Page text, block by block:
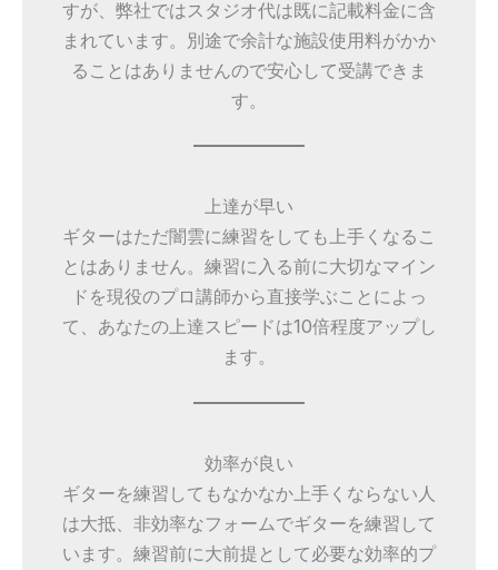
すが、弊社ではスタジオ代は既に記載料金に含
まれています。別途で余計な施設使用料がかか
ることはありませんので安心して受講できま
す。
上達が早い
ギターはただ闇雲に練習をしても上手くなるこ
とはありません。練習に入る前に大切なマイン
ドを現役のプロ講師から直接学ぶことによっ
て、あなたの上達スピードは10倍程度アップし
ます。
効率が良い
ギターを練習してもなかなか上手くならない人
は大抵、非効率なフォームでギターを練習して
います。練習前に大前提として必要な効率的プ